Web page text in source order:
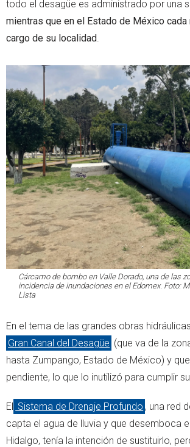
todo el desagüe es administrado por una
mientras que en el Estado de México
cargo de su localidad.
Cárcamo de bombo en Valle Dorado, una de las
incidencia de inundaciones en el Edomex. Foto:
Lista
En el tema de las grandes obras
Gran Canal del Desagüe (que va de la
hasta Zumpango, Estado de México) y
pendiente, lo que lo inutilizó para cumplir
El Sistema de Drenaje Profundo , una red
capta el agua de lluvia y que desemboca
Hidalgo, tenía la intención de sustituirlo,